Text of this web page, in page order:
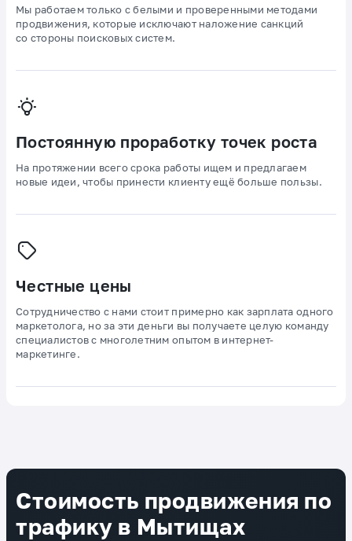
Мы работаем только с белыми и проверенными методами
продвижения, которые исключают наложение санкций
со стороны поисковых систем.
Постоянную проработку точек роста
На протяжении всего срока работы ищем и предлагаем
новые идеи, чтобы принести клиенту ещё больше пользы.
Честные цены
Сотрудничество с нами стоит примерно как зарплата одного
маркетолога, но за эти деньги вы получаете целую команду
специалистов с многолетним опытом в интернет-
маркетинге.
Стоимость продвижения по
трафику в Мытищах